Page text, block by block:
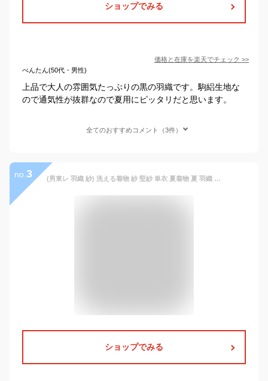
ショップでみる
価格と在庫を楽天でチェック >>
べんたん(50代・男性)
上品で大人の雰囲気たっぷりの黒の羽織です。駒絽生地な
ので通気性が抜群なので夏用にピッタリだと思います。
全てのおすすめコメント（3件）
no. 3 (男東レ 羽織 紗) 洗える着物 紗 堅紗 単衣 夏着物 夏 羽織 メンズ5colors M/L/LL
ショップでみる